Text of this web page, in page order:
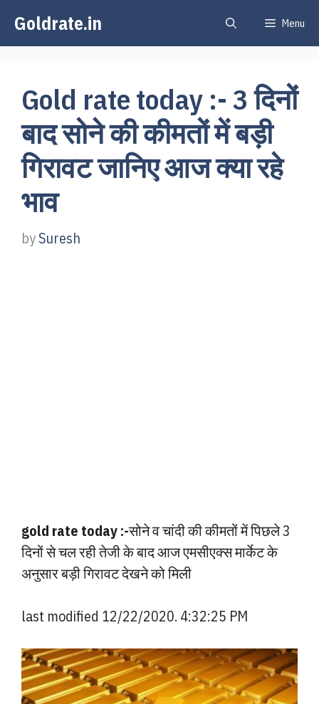
content
Goldrate.in Menu
Gold rate today :- 3 दिनों
बाद सोने की कीमतों में बड़ी
गिरावट जानिए आज क्या रहे
भाव
bySuresh
gold rate today :-सोने व चांदी की कीमतों में पिछले 3
दिनों से चल रही तेजी के बाद आज एमसीएक्स मार्केट के
अनुसार बड़ी गिरावट देखने को मिली
last modified 12/22/2020. 4:32:25 PM